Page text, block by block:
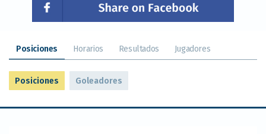
Posiciones Horarios Resultados Jugadores
Posiciones Goleadores